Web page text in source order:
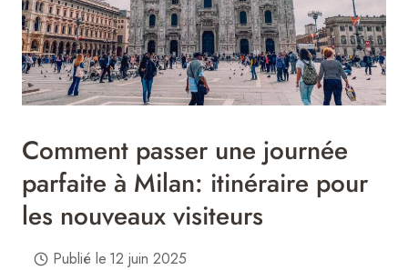
Comment passer une journée
parfaite à Milan: itinéraire pour
les nouveaux visiteurs
Publié le 12 juin 2025